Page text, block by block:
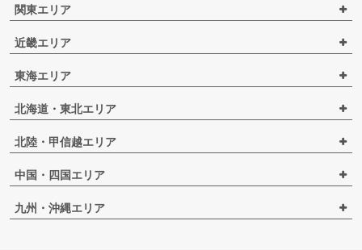
関東エリア
近畿エリア
東海エリア
北海道・東北エリア
北陸・甲信越エリア
中国・四国エリア
九州・沖縄エリア